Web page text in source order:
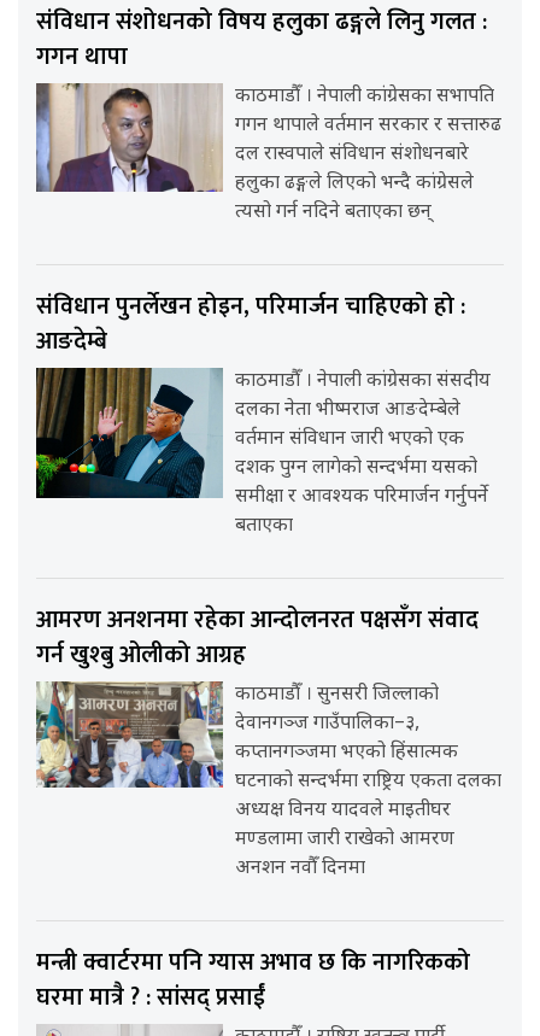
संविधान संशोधनको विषय हलुका ढङ्गले लिनु गलत :
गगन थापा
काठमाडौँ । नेपाली कांग्रेसका सभापति
गगन थापाले वर्तमान सरकार र सत्तारुढ
दल रास्वपाले संविधान संशोधनबारे
हलुका ढङ्गले लिएको भन्दै कांग्रेसले
त्यसो गर्न नदिने बताएका छन्
संविधान पुनर्लेखन होइन, परिमार्जन चाहिएको हो :
आङदेम्बे
काठमाडौँ । नेपाली कांग्रेसका संसदीय
दलका नेता भीष्मराज आङदेम्बेले
वर्तमान संविधान जारी भएको एक
दशक पुग्न लागेको सन्दर्भमा यसको
समीक्षा र आवश्यक परिमार्जन गर्नुपर्ने
बताएका
आमरण अनशनमा रहेका आन्दोलनरत पक्षसँग संवाद
गर्न खुश्बु ओलीको आग्रह
काठमाडौँ । सुनसरी जिल्लाको
देवानगञ्ज गाउँपालिका–३,
कप्तानगञ्जमा भएको हिंसात्मक
घटनाको सन्दर्भमा राष्ट्रिय एकता दलका
अध्यक्ष विनय यादवले माइतीघर
मण्डलामा जारी राखेको आमरण
अनशन नवौँ दिनमा
मन्त्री क्वार्टरमा पनि ग्यास अभाव छ कि नागरिकको
घरमा मात्रै ? : सांसद् प्रसाईं